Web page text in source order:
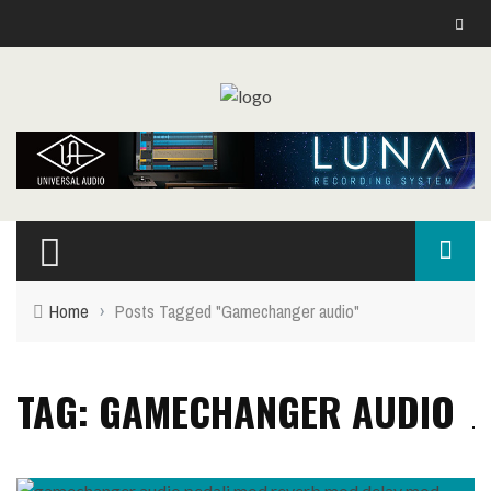
Home › Posts Tagged "Gamechanger audio"
TAG: GAMECHANGER AUDIO